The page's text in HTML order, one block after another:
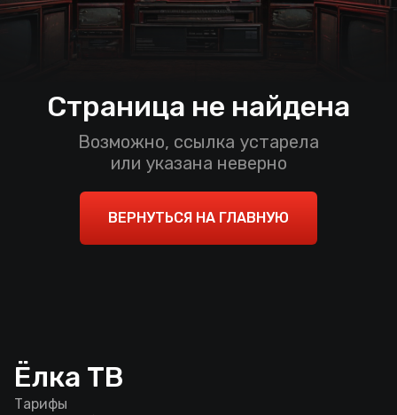
Страница не найдена
Возможно, ссылка устарела
или указана неверно
ВЕРНУТЬСЯ НА ГЛАВНУЮ
Ёлка ТВ
Тарифы